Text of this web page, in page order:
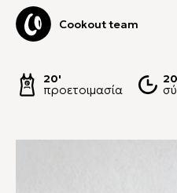
Cookout team
20'
προετοιμασία